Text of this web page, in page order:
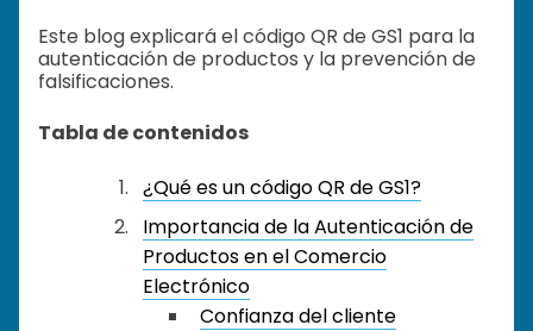
Este blog explicará el código QR de GS1 para la
autenticación de productos y la prevención de
falsificaciones.
Tabla de contenidos
¿Qué es un código QR de GS1?
Importancia de la Autenticación de
Productos en el Comercio
Electrónico
Confianza del cliente